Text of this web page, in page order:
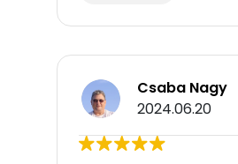
Csaba Nagy
2024.06.20